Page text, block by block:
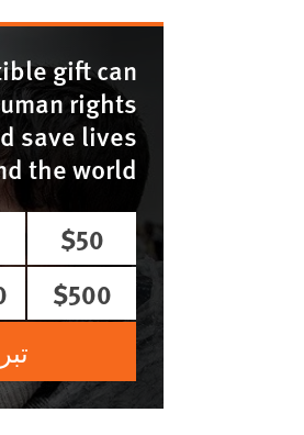
gift can
rights
save lives
the world.
$50
$500